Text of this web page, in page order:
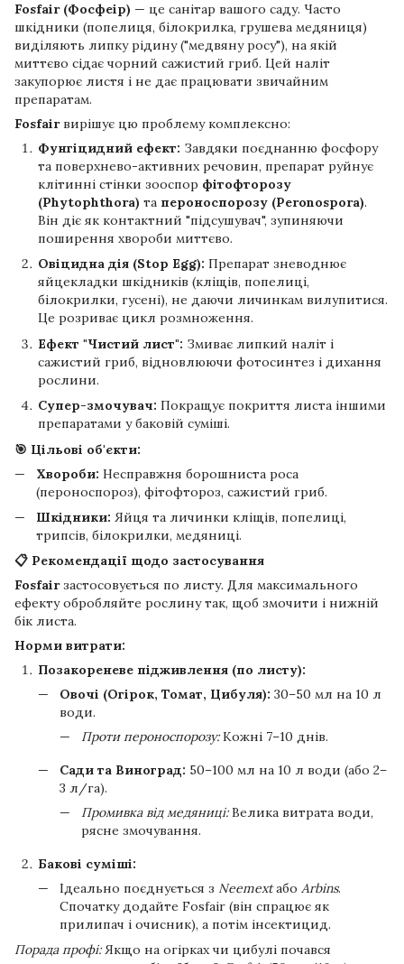
Fosfair (Фосфеір) — це санітар вашого саду. Часто
шкідники (попелиця, білокрилка, грушева медяниця)
виділяють липку рідину ("медвяну росу"), на якій
миттєво сідає чорний сажистий гриб. Цей наліт
закупорює листя і не дає працювати звичайним
препаратам.
Fosfairвирішує цю проблему комплексно:
Фунгіцидний ефект: Завдяки поєднанню фосфору
та поверхнево-активних речовин, препарат руйнує
клітинні стінки зооспор фітофторозу
(Phytophthora) та пероноспорозу (Peronospora).
Він діє як контактний "підсушувач", зупиняючи
поширення хвороби миттєво.
Овіцидна дія (Stop Egg): Препарат зневоднює
яйцекладки шкідників (кліщів, попелиці,
білокрилки, гусені), не даючи личинкам вилупитися.
Це розриває цикл розмноження.
Ефект "Чистий лист": Змиває липкий наліт і
сажистий гриб, відновлюючи фотосинтез і дихання
рослини.
Супер-змочувач: Покращує покриття листа іншими
препаратами у баковій суміші.
🎯 Цільові об'єкти:
Хвороби: Несправжня борошниста роса
(пероноспороз), фітофтороз, сажистий гриб.
Шкідники: Яйця та личинки кліщів, попелиці,
трипсів, білокрилки, медяниці.
📋 Рекомендації щодо застосування
Fosfairзастосовується по листу. Для максимального
ефекту обробляйте рослину так, щоб змочити і нижній
бік листа.
Норми витрати:
Позакореневе підживлення (по листу):
Овочі (Огірок, Томат, Цибуля): 30–50 мл на 10 л
води.
Проти пероноспорозу:Кожні 7–10 днів.
Сади та Виноград: 50–100 мл на 10 л води (або 2–
3 л/га).
Промивка від медяниці:Велика витрата води,
рясне змочування.
Бакові суміші:
Ідеально поєднується з Neemextабо Arbins.
Спочатку додайте Fosfair (він спрацює як
прилипач і очисник), а потім інсектицид.
Порада профі:Якщо на огірках чи цибулі почався